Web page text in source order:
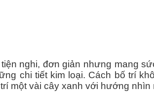
nghi, đơn giản nhưng mang
chi tiết kim loại. Cách bố trí
một vài cây xanh với hướng